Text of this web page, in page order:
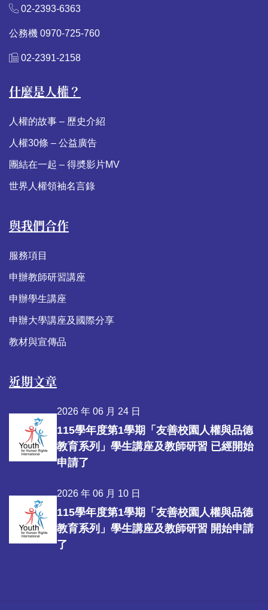
02-2393-6363
公務機 0970-725-760
02-2391-2158
什麼是人權？
人權的故事 – 歷史介紹
人權30條 – 公益廣告
團結在一起 – 得奬影片MV
世界人權領袖名言錄
與我們合作
服務項目
申辦教師研習講座
申辦學生講座
申辦大學講座及國際分享
教材與宣傳品
近期文章
2026 年 06 月 24 日
115學年度第1學期「友善校園人權與品德
教育系列」學生講座及教師研習 已經開始
申請了
2026 年 06 月 10 日
115學年度第1學期「友善校園人權與品德
教育系列」學生講座及教師研習 開始申請
了